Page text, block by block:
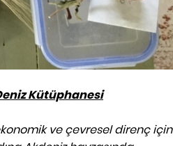
Kütüphanesi
ve çevresel direnç için